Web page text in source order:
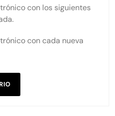
con los siguientes
con cada nueva